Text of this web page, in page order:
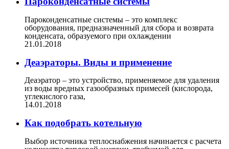
Пароконденсатные системы – это комплекс
оборудования, предназначенный для сбора и возврата
конденсата, образуемого при охлаждении
21.01.2018
Деаэраторы. Виды и применение
Деаэратор – это устройство, применяемое для удаления
из воды вредных газообразных примесей (кислорода,
углекислого газа,
14.01.2018
Как подобрать котельную
Выбор источника теплоснабжения начинается с расчета